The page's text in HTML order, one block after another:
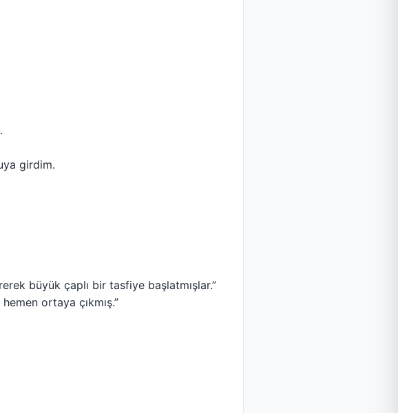
girdim.
büyük çaplı bir tasfiye başlatmışlar.”
ortaya çıkmış.”